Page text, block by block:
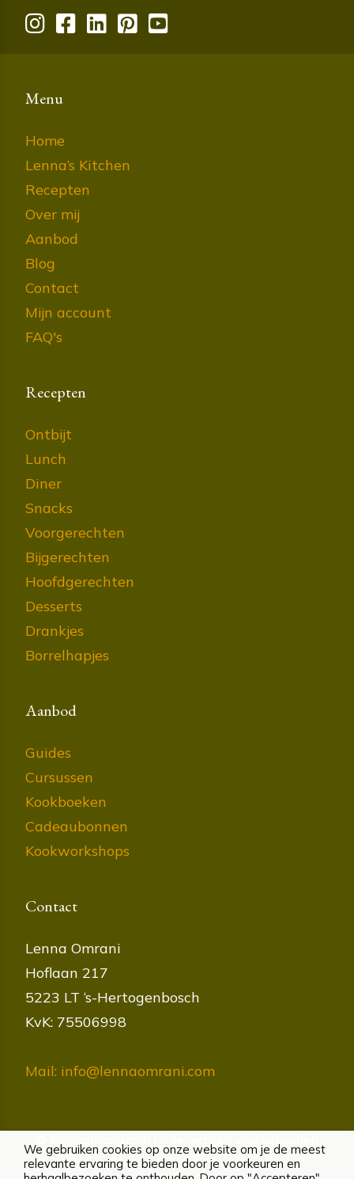
Menu
Home
Lenna’s Kitchen
Recepten
Over mij
Aanbod
Blog
Contact
Mijn account
FAQ's
Recepten
Ontbijt
Lunch
Diner
Snacks
Voorgerechten
Bijgerechten
Hoofdgerechten
Desserts
Drankjes
Borrelhapjes
Aanbod
Guides
Cursussen
Kookboeken
Cadeaubonnen
Kookworkshops
Contact
Lenna Omrani
Hoflaan 217
5223 LT ‘s-Hertogenbosch
KvK: 75506998
Mail: info@lennaomrani.com
Cookies|Privacybeleid|Algemene voorwaarden|
Disclaimer
We gebruiken cookies op onze website om je de meest
relevante ervaring te bieden door je voorkeuren en